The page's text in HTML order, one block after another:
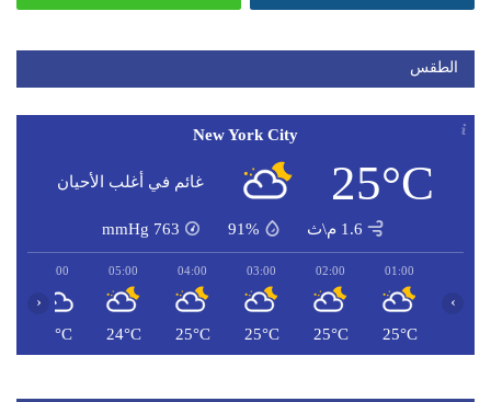
الطقس
New York City
25°C غائم في أغلب الأحيان
1.6 م\ث 91%
763
mmHg
01:00
25°C
02:00
25°C
03:00
25°C
04:00
25°C
05:00
24°C
06:00
24°C
‹ ›